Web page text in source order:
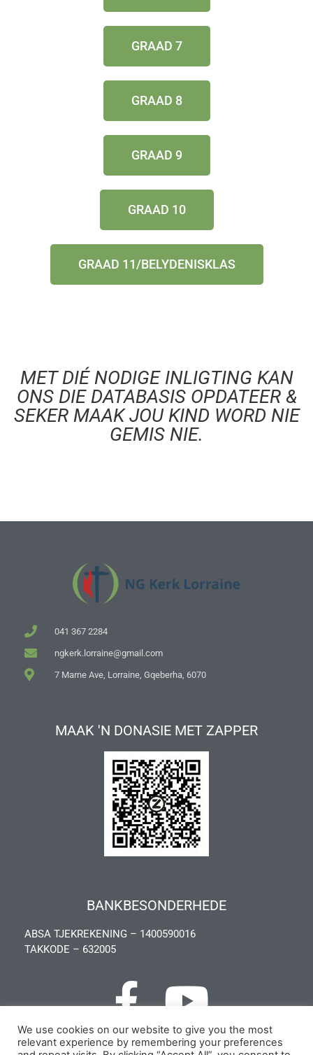
GRAAD 7
GRAAD 8
GRAAD 9
GRAAD 10
GRAAD 11/BELYDENISKLAS
MET DIÉ NODIGE INLIGTING KAN
ONS DIE DATABASIS OPDATEER &
SEKER MAAK JOU KIND WORD NIE
GEMIS NIE.
041 367 2284
ngkerk.lorraine@gmail.com
7 Marne Ave, Lorraine, Gqeberha, 6070
MAAK 'N DONASIE MET ZAPPER
BANKBESONDERHEDE
ABSA TJEKREKENING – 1400590016
TAKKODE – 632005
Privacy Policy
We use cookies on our website to give you the most
relevant experience by remembering your preferences